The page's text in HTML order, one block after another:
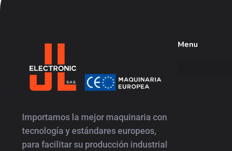
Importamos la mejor maquinaria con
tecnología y estándares europeos,
para facilitar su producción industrial
Menu